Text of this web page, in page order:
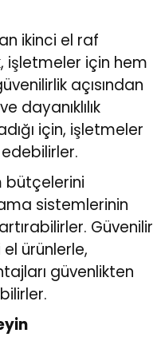
ikinci el raf
işletmeler için hem
açısından
dayanıklılık
için, işletmeler
bütçelerini
sistemlerinin
Güvenilir
ürünlerle,
güvenlikten